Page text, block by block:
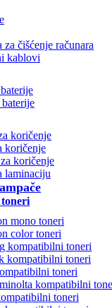
za čišćenje računara
kablovi
koričenje
koričenje
koričenje
laminaciju
mono toneri
color toneri
kompatibilni toneri
kompatibilni toneri
toneri
kompatibilni
toneri